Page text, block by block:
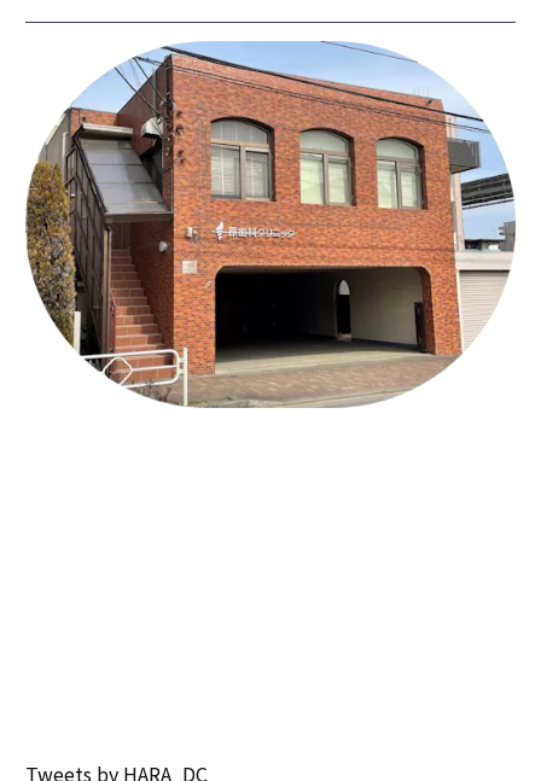
Tweets by HARA_DC